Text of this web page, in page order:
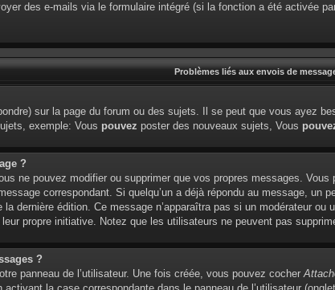
des e-mails via le formulaire intégré (si la fonction a été activée
Problèmes liés aux envois de
sur la page du forum ou des sujets. Il se peut que vous ayez
exemple: Vous pouvez poster des nouveaux sujets, Vous
?
ne pouvez modifier ou supprimer que vos propres messages.
correspondant. Si quelqu’un a déjà répondu au message, un
la dernière édition. Ce message n’apparaîtra pas si un modérateur
propre initiative. Notez que les utilisateurs ne peuvent pas
?
panneau de l’utilisateur. Une fois créée, vous pouvez cocher